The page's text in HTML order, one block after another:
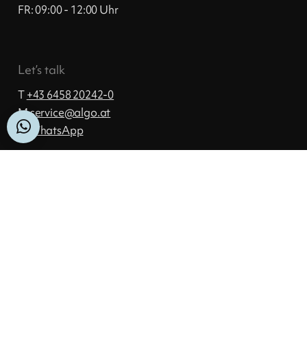
FR: 09:00 - 12:00 Uhr
Let’s talk
T+43 6458 20242-0
Mta.ogla@ecivres
WhatsApp